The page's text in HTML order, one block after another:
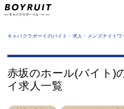
業種から
運営者情
サイトマ
キャバクラボーイのバイト・求人・メンズナイト
赤坂のホール(バイト)
イ求人一覧
六本木
池袋
新橋